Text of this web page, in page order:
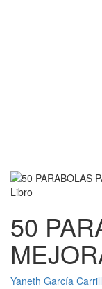
Libro
50
Yaneth García